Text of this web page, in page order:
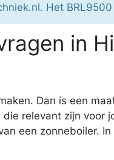
Het
in
Dan is een
relevant zijn voor
een zonneboiler.